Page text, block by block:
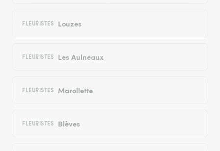
FLEURISTES Louzes
FLEURISTES Les Aulneaux
FLEURISTES Marollette
FLEURISTES Blèves